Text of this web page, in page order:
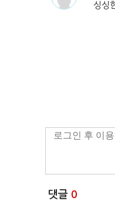
싱싱
댓글 0